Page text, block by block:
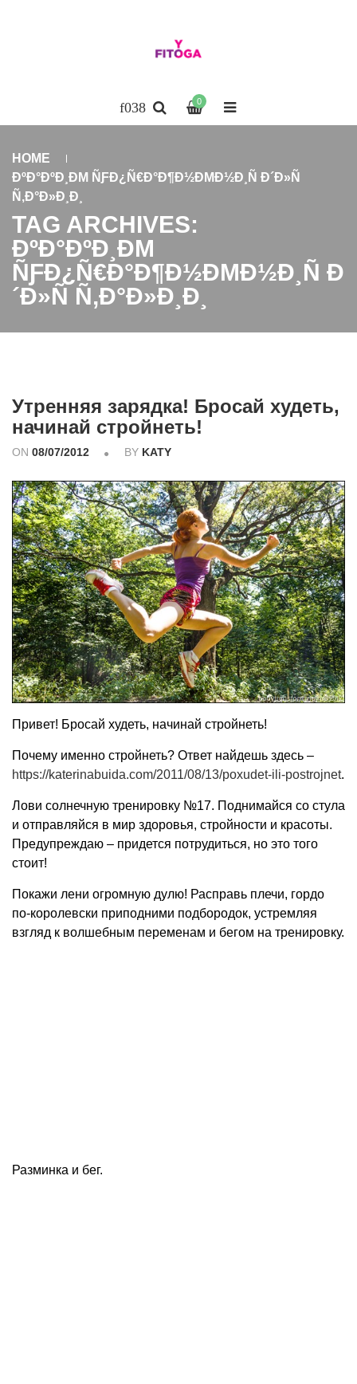
0
HOME
ÐºÐ°ÐºÐ¸ÐΜ ÑƑÐ¿Ñ€Ð°Ð¶Ð½ÐΜÐ½Ð¸Ñ Ð´Ð»Ñ
Ñ‚Ð°Ð»Ð¸Ð¸
TAG ARCHIVES:
ÐºÐ°ÐºÐ¸ÐΜ
ÑƑÐ¿Ñ€Ð°Ð¶Ð½ÐΜÐ½Ð¸Ñ Ð
´Ð»Ñ Ñ‚Ð°Ð»Ð¸Ð¸
Утренняя зарядка! Бросай худеть,
начинай стройнеть!
ON 08/07/2012 BY KATY
Привет! Бросай худеть, начинай стройнеть!
Почему именно стройнеть? Ответ найдешь здесь –
https://katerinabuida.com/2011/08/13/poxudet-ili-postrojnet.
Лови солнечную тренировку №17. Поднимайся со стула
и отправляйся в мир здоровья, стройности и красоты.
Предупреждаю – придется потрудиться, но это того
стоит!
Покажи лени огромную дулю! Расправь плечи, гордо
по-королевски приподними подбородок, устремляя
взгляд к волшебным переменам и бегом на тренировку.
Разминка и бег.